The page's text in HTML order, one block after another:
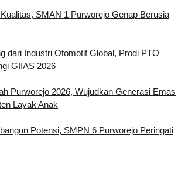
SMAN 1 Purworejo Genap Berusia
dari Industri Otomotif Global, Prodi PTO
GIIAS 2026
Purworejo 2026, Wujudkan Generasi Emas
Layak Anak
Potensi, SMPN 6 Purworejo Peringati